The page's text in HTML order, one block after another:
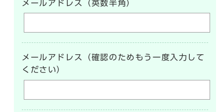
メールアドレス（英数半角）
メールアドレス（確認のためもう一度入力して
ください）